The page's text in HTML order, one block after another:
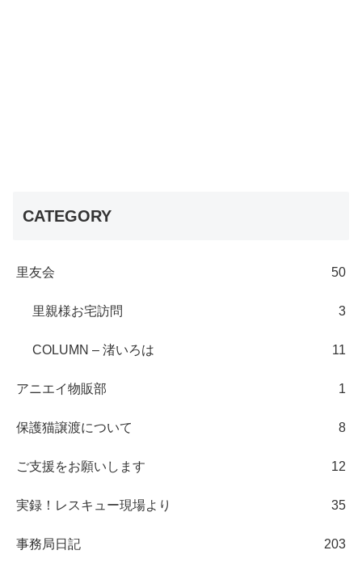
CATEGORY
里友会 50
里親様お宅訪問 3
COLUMN – 渚いろは 11
アニエイ物販部 1
保護猫譲渡について 8
ご支援をお願いします 12
実録！レスキュー現場より 35
事務局日記 203